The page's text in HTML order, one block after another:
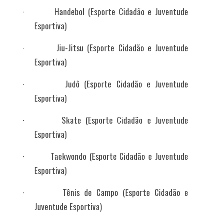
·
Handebol (Esporte Cidadão e Juventude
Esportiva)
·
Jiu-Jitsu (Esporte Cidadão e Juventude
Esportiva)
·
Judô (Esporte Cidadão e Juventude
Esportiva)
·
Skate (Esporte Cidadão e Juventude
Esportiva)
·
Taekwondo (Esporte Cidadão e Juventude
Esportiva)
·
Tênis de Campo (Esporte Cidadão e
Juventude Esportiva)